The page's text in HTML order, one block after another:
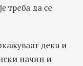
треба да се
дека и
начин и